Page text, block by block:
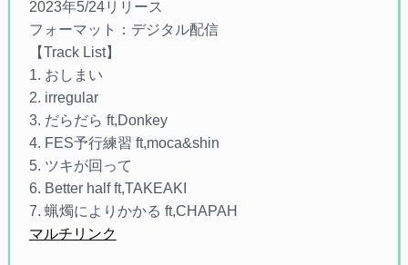
2023年5/24リリース
フォーマット：デジタル配信
【Track List】
1. おしまい
2. irregular
3. だらだら ft,Donkey
4. FES予行練習 ft,moca&shin
5. ツキが回って
6. Better half ft,TAKEAKI
7. 蝋燭によりかかる ft,CHAPAH
マルチリンク